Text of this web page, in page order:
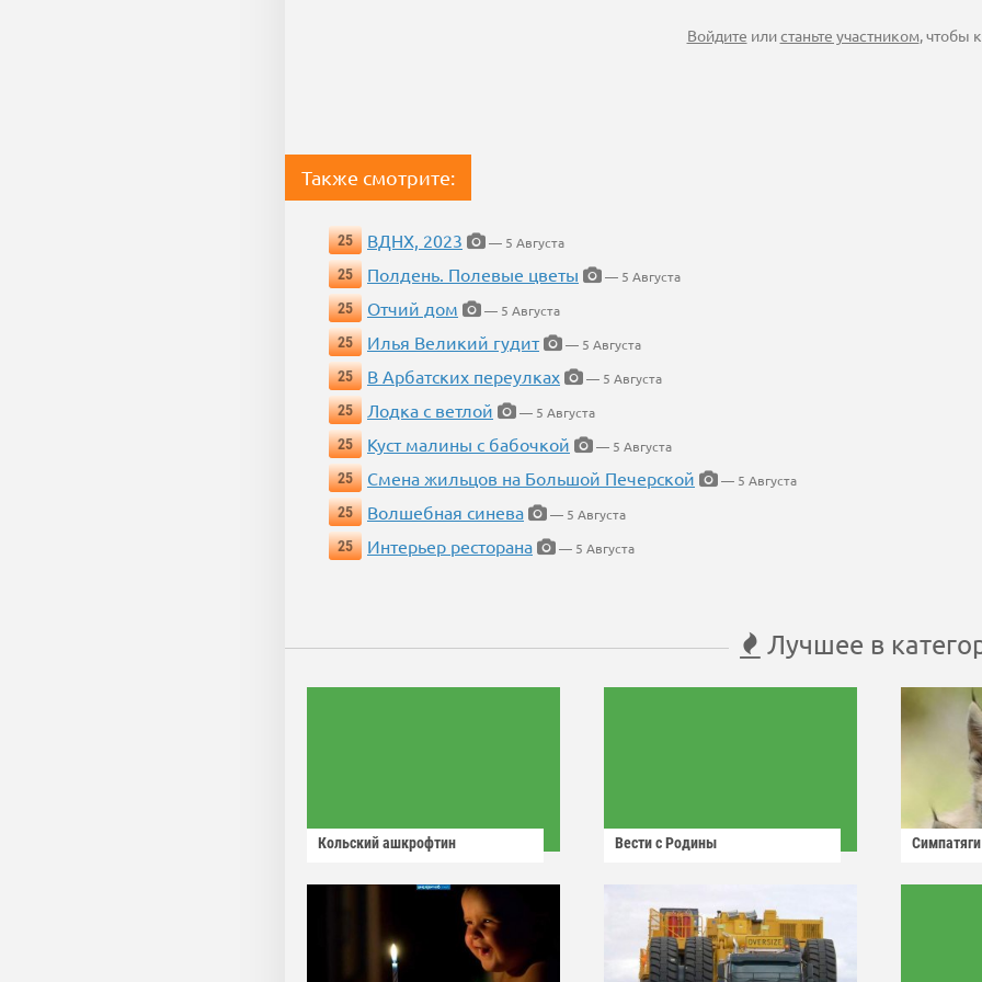
Войдите илистаньте участником, чтобы
Также смотрите:
25 ВДНХ, 2023
— 5 Августа
25
Полдень. Полевые цветы
— 5 Августа
25
Отчий дом
— 5 Августа
25
Илья Великий гудит
— 5 Августа
25
В Арбатских переулках
— 5 Августа
25
Лодка с ветлой
— 5 Августа
25
Куст малины с бабочкой
— 5 Августа
25
Смена жильцов на Большой Печерской
— 5 Августа
25
Волшебная синева
— 5 Августа
25
Интерьер ресторана — 5 Августа
Лучшее в
Кольский ашкрофтин Вести с Родины Симпатяги